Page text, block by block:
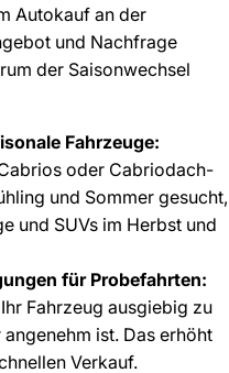
Autokauf an der
und Nachfrage
der Saisonwechsel
Fahrzeuge:
oder Cabriodach-
und Sommer gesucht,
und SUVs im Herbst und
für Probefahrten:
Fahrzeug ausgiebig zu
ist. Das erhöht
Verkauf.